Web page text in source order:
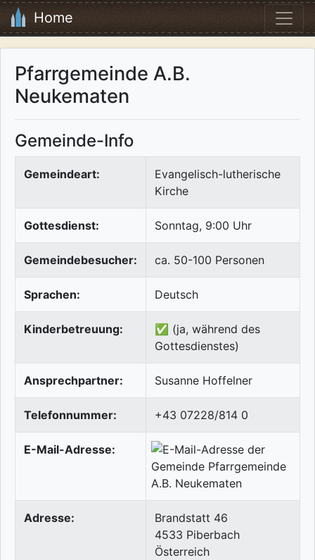
Home
Pfarrgemeinde A.B.
Neukematen
Gemeinde-Info
Gemeindeart:
Evangelisch-lutherische
Kirche
Gottesdienst: Sonntag, 9:00 Uhr
Gemeindebesucher: ca. 50-100 Personen
Sprachen: Deutsch
Kinderbetreuung:
✅ (ja, während des
Gottesdienstes)
Ansprechpartner: Susanne Hoffelner
Telefonnummer: +43 07228/814 0
E-Mail-Adresse:
Adresse:
Brandstatt 46
4533 Piberbach
Österreich